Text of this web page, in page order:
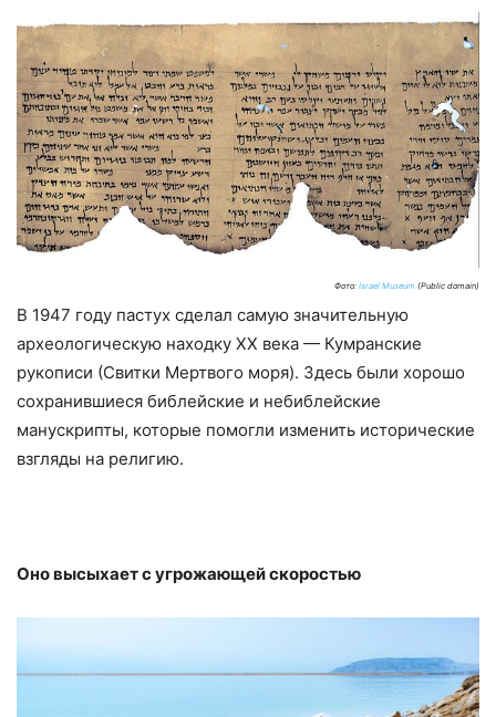
Фото: Israel Museum (Public domain)
В 1947 году пастух сделал самую значительную
археологическую находку ХХ века — Кумранские
рукописи (Свитки Мертвого моря). Здесь были хорошо
сохранившиеся библейские и небиблейские
манускрипты, которые помогли изменить исторические
взгляды на религию.
Оно высыхает с угрожающей скоростью